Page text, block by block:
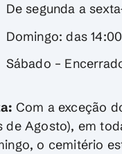
De segunda a
Domingo: das
Sábado –
Com a exceção
de Agosto), em
o cemitério